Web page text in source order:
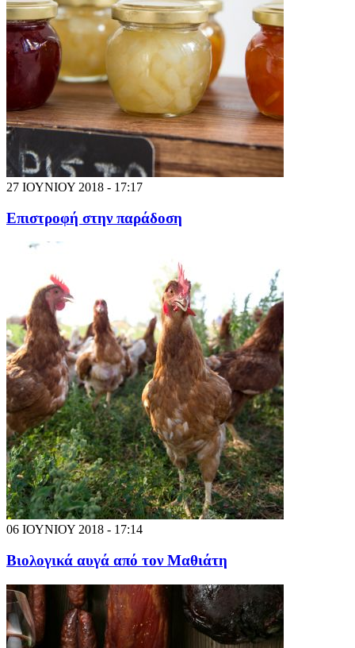
27 ΙΟΥΝΙΟΥ 2018 - 17:17
Επιστροφή στην παράδοση
06 ΙΟΥΝΙΟΥ 2018 - 17:14
Βιολογικά αυγά από τον Μαθιάτη